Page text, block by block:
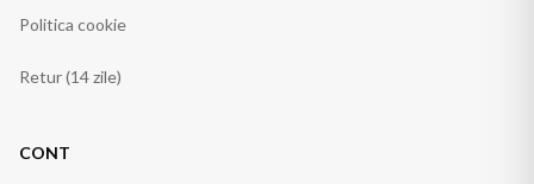
Politica cookie
Retur (14 zile)
CONT